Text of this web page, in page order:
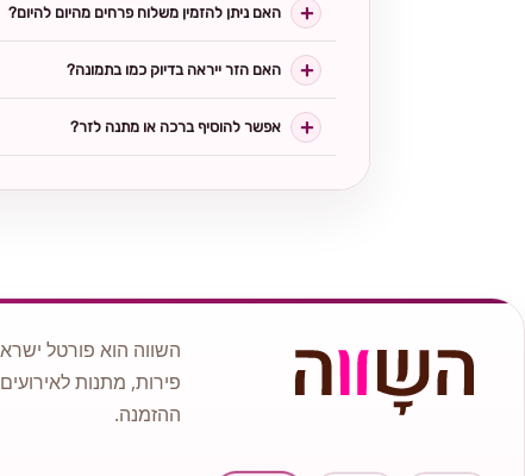
האם ניתן להזמין משלוח פרחים מהיום להיום?
האם הזר ייראה בדיוק כמו בתמונה?
אפשר להוסיף ברכה או מתנה לזר?
השווה הוא פורטל
פירות, מתנות
ההזמנה.